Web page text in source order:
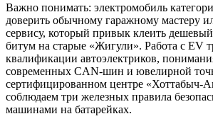
Важно понимать: электромобиль
доверить обычному гаражному мастеру
сервису, который привык клеить
битум на старые «Жигули». Работа с EV
квалификации автоэлектриков,
современных CAN-шин и ювелирной
сертифицированном центре «Хоттабыч-
соблюдаем три железных правила
машинами на батарейках.